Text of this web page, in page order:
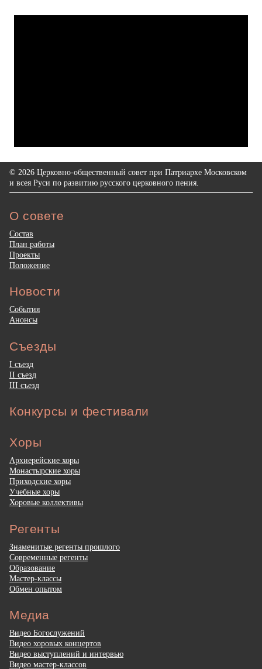
© 2026 Церковно-общественный совет при Патриархе Московском
и всея Руси по развитию русского церковного пения.
О совете
Состав
План работы
Проекты
Положение
Новости
События
Анонсы
Съезды
I съезд
II съезд
III съезд
Конкурсы и фестивали
Хоры
Архиерейские хоры
Монастырские хоры
Приходские хоры
Учебные хоры
Хоровые коллективы
Регенты
Знаменитые регенты прошлого
Современные регенты
Образование
Мастер-классы
Обмен опытом
Медиа
Видео Богослужений
Видео хоровых концертов
Видео выступлений и интервью
Видео мастер-классов